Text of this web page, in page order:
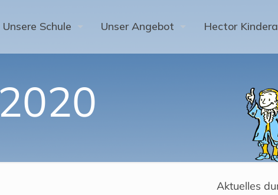
Unsere Schule Unser Angebot Hector
Aktuelles